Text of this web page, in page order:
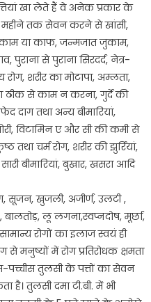
खा लेते हैं वे अनेक प्रकार के
महीने तक सेवन करने से खांसी,
या काफ, जन्मजात जुकाम,
पुराना से पुराना सिरदर्द, नेत्र-
रोग, शरीर का मोटापा, अम्लता,
ठीक से काम न करना, गुर्दे की
दाग तथा अन्य बीमारियां,
विटामिन ए और सी की कमी से
तथा चर्म रोग, शरीर की झुर्रियां,
बीमारियां, बुखार, खसरा आदि
सूजन, खुजली, अजीर्ण, उलटी ,
लू लगना,स्वप्नदोष, मूर्छा,
रोगों का इलाज स्वयं ही
मनुष्यों में रोग प्रतिरोधक क्षमता
पच्चीस तुलसी के पत्तों का सेवन
तुलसी दमा टी.बी. में भी